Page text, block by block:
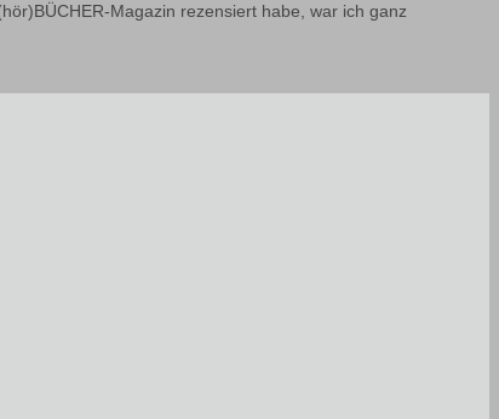
Magazin rezensiert habe, war ich ganz